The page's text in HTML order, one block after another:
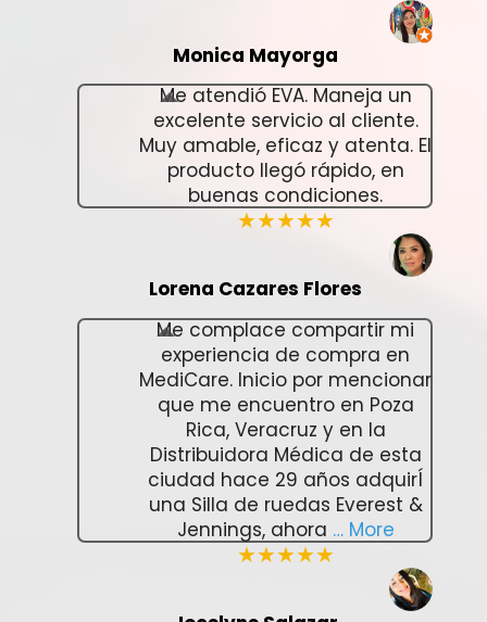
Monica Mayorga
Me atendió EVA. Maneja un
excelente servicio al cliente.
Muy amable, eficaz y atenta. El
producto llegó rápido, en
buenas condiciones.
★★★★★
Lorena Cazares Flores
Me complace compartir mi
experiencia de compra en
MediCare. Inicio por mencionar
que me encuentro en Poza
Rica, Veracruz y en la
Distribuidora Médica de esta
ciudad hace 29 años adquirÍ
una Silla de ruedas Everest &
Jennings, ahora … More
★★★★★